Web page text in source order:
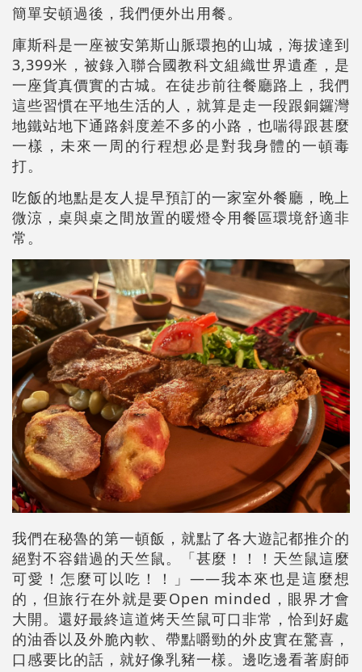
簡單安頓過後，我們便外出用餐。
庫斯科是一座被安第斯山脈環抱的山城，海拔達到
3,399米，被錄入聯合國教科文組織世界遺產，是
一座貨真價實的古城。在徒步前往餐廳路上，我們
這些習慣在平地生活的人，就算是走一段跟銅鑼灣
地鐵站地下通路斜度差不多的小路，也喘得跟甚麼
一樣，未來一周的行程想必是對我身體的一頓毒
打。
吃飯的地點是友人提早預訂的一家室外餐廳，晚上
微涼，桌與桌之間放置的暖燈令用餐區環境舒適非
常。
我們在秘魯的第一頓飯，就點了各大遊記都推介的
絕對不容錯過的天竺鼠。「甚麼！！！天竺鼠這麼
可愛！怎麼可以吃！！」——我本來也是這麼想
的，但旅行在外就是要Open minded，眼界才會
大開。還好最終這道烤天竺鼠可口非常，恰到好處
的油香以及外脆內軟、帶點嚼勁的外皮實在驚喜，
口感要比的話，就好像乳豬一樣。邊吃邊看著廚師